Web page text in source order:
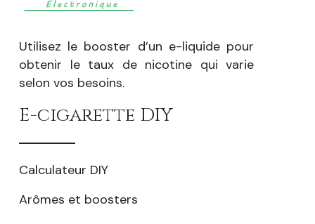
Utilisez le booster d’un e-liquide pour
obtenir le taux de nicotine qui varie
selon vos besoins.
E-cigarette DIY
Calculateur DIY
Arômes et boosters